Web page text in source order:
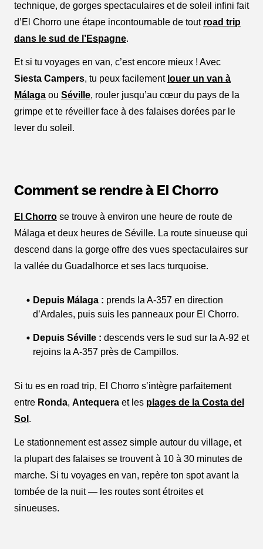
technique, de gorges spectaculaires et de soleil infini fait
d’El Chorro une étape incontournable de tout road trip
dans le sud de l’Espagne.
Et si tu voyages en van, c’est encore mieux ! Avec
Siesta Campers, tu peux facilement louer un van à
Málaga ou Séville, rouler jusqu’au cœur du pays de la
grimpe et te réveiller face à des falaises dorées par le
lever du soleil.
Comment se rendre à El Chorro
El Chorro se trouve à environ une heure de route de
Málaga et deux heures de Séville. La route sinueuse qui
descend dans la gorge offre des vues spectaculaires sur
la vallée du Guadalhorce et ses lacs turquoise.
Depuis Málaga : prends la A-357 en direction
d’Ardales, puis suis les panneaux pour El Chorro.
Depuis Séville : descends vers le sud sur la A-92 et
rejoins la A-357 près de Campillos.
Si tu es en road trip, El Chorro s’intègre parfaitement
entre Ronda, Antequera et les plages de la Costa del
Sol .
Le stationnement est assez simple autour du village, et
la plupart des falaises se trouvent à 10 à 30 minutes de
marche. Si tu voyages en van, repère ton spot avant la
tombée de la nuit — les routes sont étroites et
sinueuses.